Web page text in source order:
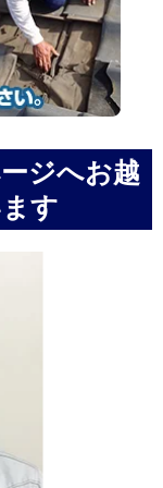
ジへお越
す